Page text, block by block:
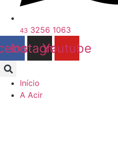
43 3256 1063
Instagram
Youtube
Início
A Acir